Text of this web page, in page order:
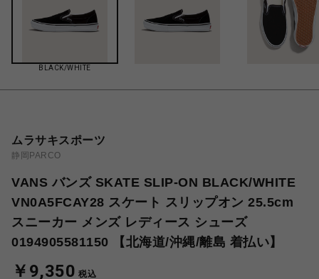
BLACK/WHITE
ムラサキスポーツ
静岡PARCO
VANS バンズ SKATE SLIP-ON BLACK/WHITE
VN0A5FCAY28 スケート スリップオン 25.5cm
スニーカー メンズ レディース シューズ
0194905581150 【北海道/沖縄/離島 着払い】
￥9,350 税込